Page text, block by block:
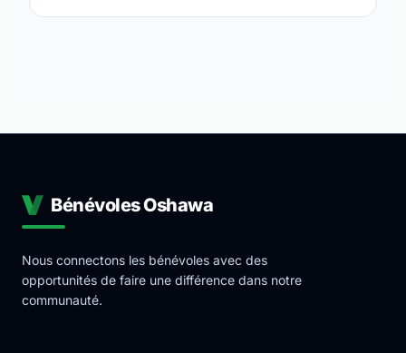
Bénévoles Oshawa
Nous connectons les bénévoles avec des
opportunités de faire une différence dans notre
communauté.